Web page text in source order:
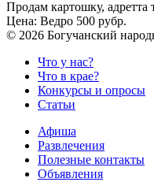
Продам картошку, адретта
Цена: Ведро 500 рубр.
© 2026 Богучанский
Что у нас?
Что в крае?
Конкурсы и опросы
Статьи
Афиша
Развлечения
Полезные контакты
Объявления